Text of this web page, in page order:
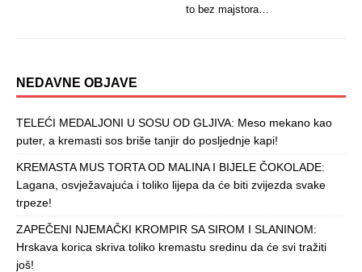
to bez majstora…
NEDAVNE OBJAVE
TELEĆI MEDALJONI U SOSU OD GLJIVA: Meso mekano kao
puter, a kremasti sos briše tanjir do posljednje kapi!
KREMASTA MUS TORTA OD MALINA I BIJELE ČOKOLADE:
Lagana, osvježavajuća i toliko lijepa da će biti zvijezda svake
trpeze!
ZAPEČENI NJEMAČKI KROMPIR SA SIROM I SLANINOM:
Hrskava korica skriva toliko kremastu sredinu da će svi tražiti
još!